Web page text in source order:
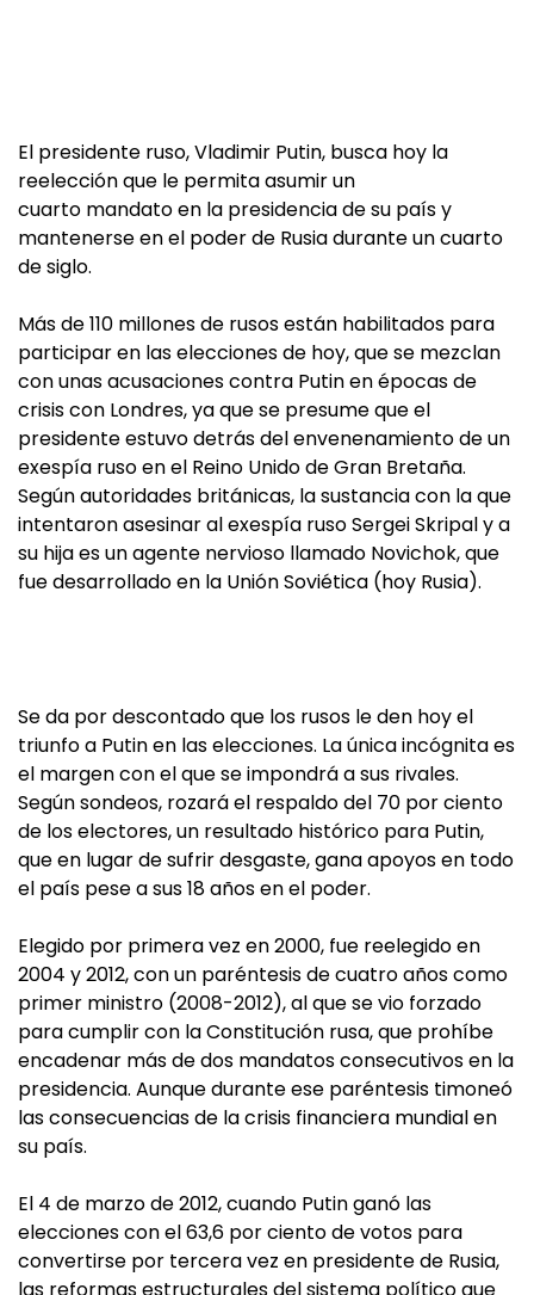
El presidente ruso, Vladimir Putin, busca hoy la
reelección que le permita asumir un
cuarto mandato en la presidencia de su país y
mantenerse en el poder de Rusia durante un cuarto
de siglo.
Más de 110 millones de rusos están habilitados para
participar en las elecciones de hoy, que se mezclan
con unas acusaciones contra Putin en épocas de
crisis con Londres, ya que se presume que el
presidente estuvo detrás del envenenamiento de un
exespía ruso en el Reino Unido de Gran Bretaña.
Según autoridades británicas, la sustancia con la que
intentaron asesinar al exespía ruso Sergei Skripal y a
su hija es un agente nervioso llamado Novichok, que
fue desarrollado en la Unión Soviética (hoy Rusia).
Se da por descontado que los rusos le den hoy el
triunfo a Putin en las elecciones. La única incógnita es
el margen con el que se impondrá a sus rivales.
Según sondeos, rozará el respaldo del 70 por ciento
de los electores, un resultado histórico para Putin,
que en lugar de sufrir desgaste, gana apoyos en todo
el país pese a sus 18 años en el poder.
Elegido por primera vez en 2000, fue reelegido en
2004 y 2012, con un paréntesis de cuatro años como
primer ministro (2008-2012), al que se vio forzado
para cumplir con la Constitución rusa, que prohíbe
encadenar más de dos mandatos consecutivos en la
presidencia. Aunque durante ese paréntesis timoneó
las consecuencias de la crisis financiera mundial en
su país.
El 4 de marzo de 2012, cuando Putin ganó las
elecciones con el 63,6 por ciento de votos para
convertirse por tercera vez en presidente de Rusia,